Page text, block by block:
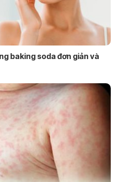
baking soda đơn giản và